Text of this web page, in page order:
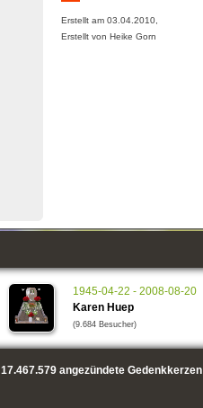
Erstellt am 03.04.2010,
Erstellt von Heike Gorn
1945-04-22 - 2008-08-20
Karen Huep
(9.684 Besucher)
17.467.579angezündete Gedenkkerzen